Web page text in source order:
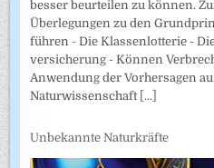
besser beurteilen zu können.
Überlegungen zu den
führen - Die Klassenlotterie -
versicherung - Können
Anwendung der Vorhersagen
Naturwissenschaft [...]
Unbekannte Naturkräfte